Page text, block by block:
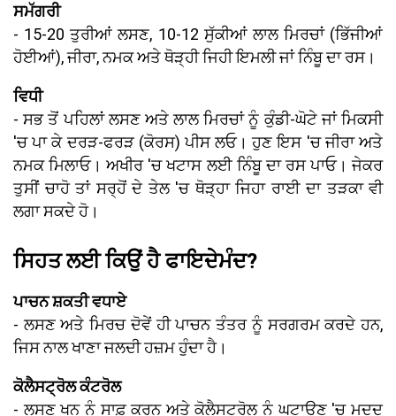
ਸਮੱਗਰੀ
- 15-20 ਤੁਰੀਆਂ ਲਸਣ, 10-12 ਸੁੱਕੀਆਂ ਲਾਲ ਮਿਰਚਾਂ (ਭਿੱਜੀਆਂ
ਹੋਈਆਂ), ਜੀਰਾ, ਨਮਕ ਅਤੇ ਥੋੜ੍ਹੀ ਜਿਹੀ ਇਮਲੀ ਜਾਂ ਨਿੰਬੂ ਦਾ ਰਸ।
ਵਿਧੀ
- ਸਭ ਤੋਂ ਪਹਿਲਾਂ ਲਸਣ ਅਤੇ ਲਾਲ ਮਿਰਚਾਂ ਨੂੰ ਕੁੰਡੀ-ਘੋਟੇ ਜਾਂ ਮਿਕਸੀ
'ਚ ਪਾ ਕੇ ਦਰੜ-ਫਰੜ (ਕੋਰਸ) ਪੀਸ ਲਓ। ਹੁਣ ਇਸ 'ਚ ਜੀਰਾ ਅਤੇ
ਨਮਕ ਮਿਲਾਓ। ਅਖੀਰ 'ਚ ਖਟਾਸ ਲਈ ਨਿੰਬੂ ਦਾ ਰਸ ਪਾਓ। ਜੇਕਰ
ਤੁਸੀਂ ਚਾਹੋ ਤਾਂ ਸਰ੍ਹੋਂ ਦੇ ਤੇਲ 'ਚ ਥੋੜ੍ਹਾ ਜਿਹਾ ਰਾਈ ਦਾ ਤੜਕਾ ਵੀ
ਲਗਾ ਸਕਦੇ ਹੋ।
ਸਿਹਤ ਲਈ ਕਿਉਂ ਹੈ ਫਾਇਦੇਮੰਦ?
ਪਾਚਨ ਸ਼ਕਤੀ ਵਧਾਏ
- ਲਸਣ ਅਤੇ ਮਿਰਚ ਦੋਵੇਂ ਹੀ ਪਾਚਨ ਤੰਤਰ ਨੂੰ ਸਰਗਰਮ ਕਰਦੇ ਹਨ,
ਜਿਸ ਨਾਲ ਖਾਣਾ ਜਲਦੀ ਹਜ਼ਮ ਹੁੰਦਾ ਹੈ।
ਕੋਲੈਸਟ੍ਰੋਲ ਕੰਟਰੋਲ
- ਲਸਣ ਖੂਨ ਨੂੰ ਸਾਫ਼ ਕਰਨ ਅਤੇ ਕੋਲੈਸਟ੍ਰੋਲ ਨੂੰ ਘਟਾਉਣ 'ਚ ਮਦਦ